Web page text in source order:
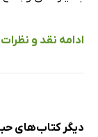
ادامه نقد و
دیگر کتاب‌های